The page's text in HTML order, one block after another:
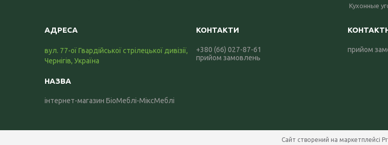
Кухонные
вул. 77-ої Гвардійської стрілецької дивізії,
Чернігів, Україна
інтернет-магазин БіоМеблі-МіксМеблі
+380 (66) 027-87-61
прийом замовлень
прийом
Сайт створений на маркетплейсі